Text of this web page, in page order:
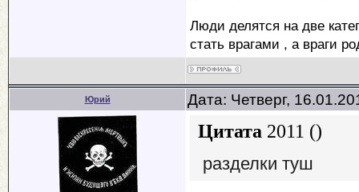
Люди делятся на две
стать врагами , а враги
Юрий Дата: Четверг,
Цитата 2011 ()
разделки туш